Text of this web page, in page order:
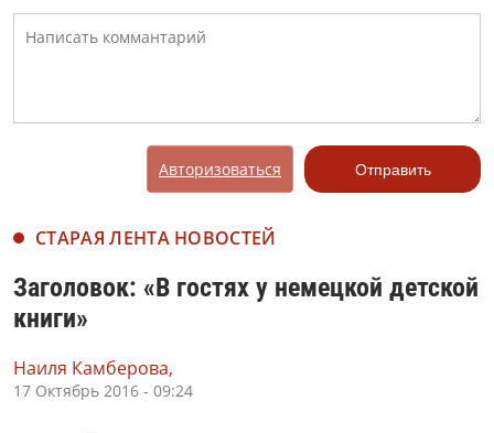
Авторизоваться Отправить
СТАРАЯ ЛЕНТА НОВОСТЕЙ
Заголовок: «В гостях у немецкой детской
книги»
Наиля Камберова,
17 Октябрь 2016 - 09:24